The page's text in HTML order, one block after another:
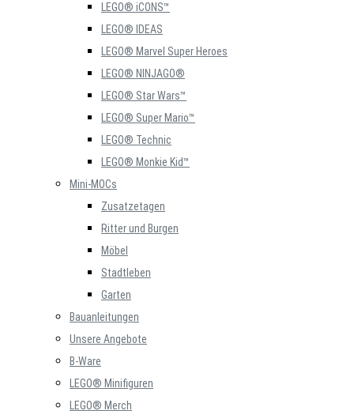
LEGO® iCONS™
LEGO® IDEAS
LEGO® Marvel Super Heroes
LEGO® NINJAGO®
LEGO® Star Wars™
LEGO® Super Mario™
LEGO® Technic
LEGO® Monkie Kid™
Mini-MOCs
Zusatzetagen
Ritter und Burgen
Möbel
Stadtleben
Garten
Bauanleitungen
Unsere Angebote
B-Ware
LEGO® Minifiguren
LEGO® Merch